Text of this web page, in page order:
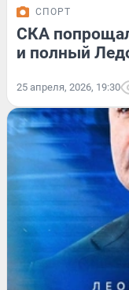
СПОРТ
СКА
и полный
25 апреля, 2026, 19:30